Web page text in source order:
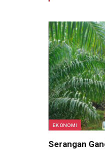
EKONOMI
Serangan